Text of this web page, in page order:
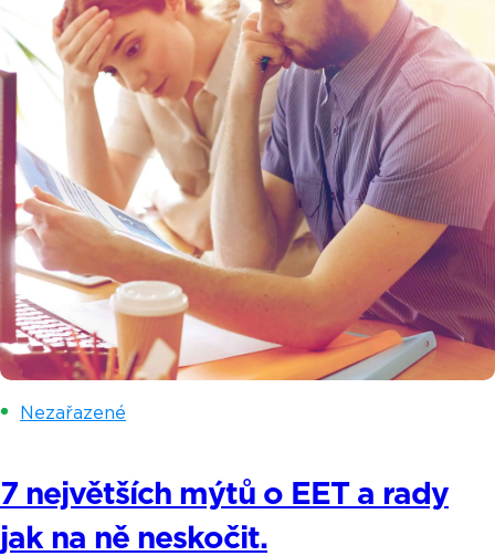
Nezařazené
7 největších mýtů o EET a rady
jak na ně neskočit.